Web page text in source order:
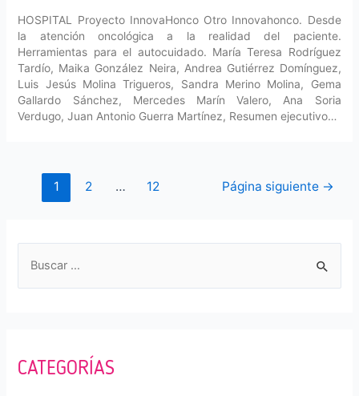
HOSPITAL Proyecto InnovaHonco Otro Innovahonco. Desde
la atención oncológica a la realidad del paciente.
Herramientas para el autocuidado. María Teresa Rodríguez
Tardío, Maika González Neira, Andrea Gutiérrez Domínguez,
Luis Jesús Molina Trigueros, Sandra Merino Molina, Gema
Gallardo Sánchez, Mercedes Marín Valero, Ana Soria
Verdugo, Juan Antonio Guerra Martínez, Resumen ejecutivo…
Navegación
1 2 … 12 Página siguiente →
rCATEGORÍAS